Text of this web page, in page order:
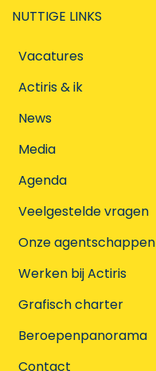
NUTTIGE LINKS
Vacatures
Actiris & ik
News
Media
Agenda
Veelgestelde vragen
Onze agentschappen
Werken bij Actiris
Grafisch charter
Beroepenpanorama
Contact